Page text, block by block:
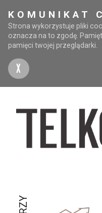
KOMUNIKAT
Strona wykorzystuje pliki
oznacza na to zgodę.
pamięci twojej przeglądarki.
X